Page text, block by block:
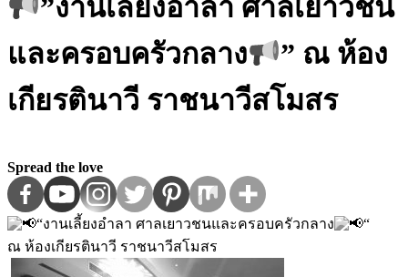
”งานเลี้ยงอำลา ศาลเยาวชน
และครอบครัวกลาง
” ณ ห้อง
เกียรตินาวี ราชนาวีสโมสร
Spread the love
“งานเลี้ยงอำลา ศาลเยาวชนและครอบครัวกลาง
“
ณ ห้องเกียรตินาวี ราชนาวีสโมสร